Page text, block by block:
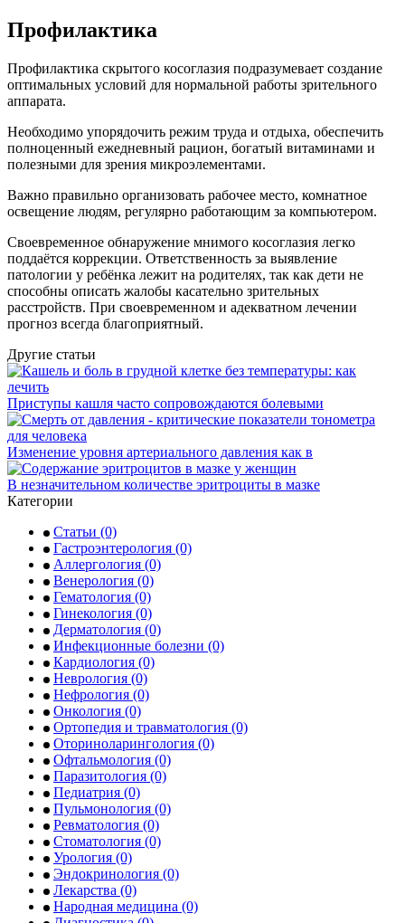
Профилактика
Профилактика скрытого косоглазия подразумевает создание
оптимальных условий для нормальной работы зрительного
аппарата.
Необходимо упорядочить режим труда и отдыха, обеспечить
полноценный ежедневный рацион, богатый витаминами и
полезными для зрения микроэлементами.
Важно правильно организовать рабочее место, комнатное
освещение людям, регулярно работающим за компьютером.
Своевременное обнаружение мнимого косоглазия легко
поддаётся коррекции. Ответственность за выявление
патологии у ребёнка лежит на родителях, так как дети не
способны описать жалобы касательно зрительных
расстройств. При своевременном и адекватном лечении
прогноз всегда благоприятный.
Другие статьи
Приступы кашля часто сопровождаются болевыми
Изменение уровня артериального давления как в
В незначительном количестве эритроциты в мазке
Категории
Статьи (0)
Гастроэнтерология (0)
Аллергология (0)
Венерология (0)
Гематология (0)
Гинекология (0)
Дерматология (0)
Инфекционные болезни (0)
Кардиология (0)
Неврология (0)
Нефрология (0)
Онкология (0)
Ортопедия и травматология (0)
Оториноларингология (0)
Офтальмология (0)
Паразитология (0)
Педиатрия (0)
Пульмонология (0)
Ревматология (0)
Стоматология (0)
Урология (0)
Эндокринология (0)
Лекарства (0)
Народная медицина (0)